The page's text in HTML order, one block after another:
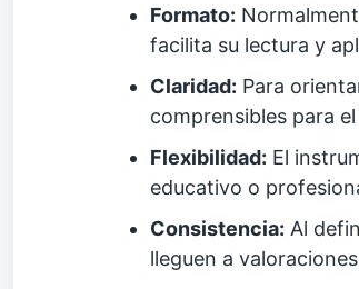
Formato:
facilita su lectura y
Claridad: Para
comprensibles para
Flexibilidad: El
educativo o
Consistencia: Al
lleguen a